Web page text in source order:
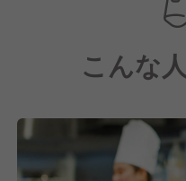
【どうとんぼり神座に
フレンチレストランの
た「誰もが毎日食べた
そして、ラーメン屋の
1986年に1号店「道頓
ンドはおかげさまで神
けるブランドとなりま
こんな